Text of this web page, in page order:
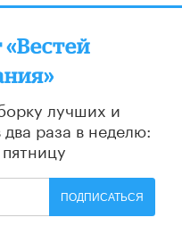
«Вестей
лучших и
два раза в неделю:
ПОДПИСАТЬСЯ